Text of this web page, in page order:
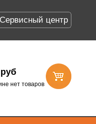
Сервисный центр
руб
нет товаров